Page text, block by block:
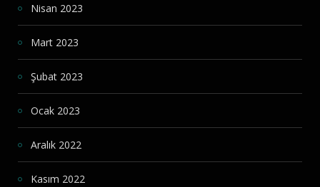
Nisan 2023
Mart 2023
Şubat 2023
Ocak 2023
Aralık 2022
Kasım 2022